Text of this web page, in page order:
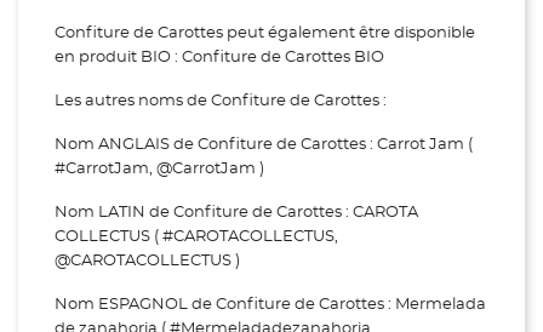
Confiture de Carottes peut également être disponible
en produit BIO : Confiture de Carottes BIO
Les autres noms de Confiture de Carottes :
Nom ANGLAIS de Confiture de Carottes : Carrot Jam (
#CarrotJam, @CarrotJam )
Nom LATIN de Confiture de Carottes : CAROTA
COLLECTUS ( #CAROTACOLLECTUS,
@CAROTACOLLECTUS )
Nom ESPAGNOL de Confiture de Carottes : Mermelada